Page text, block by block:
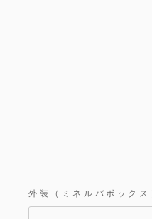
外装（ミネルバボック